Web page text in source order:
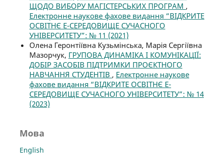
ЩОДО ВИБОРУ МАГІСТЕРСЬКИХ ПРОГРАМ ,
Електронне наукове фахове видання “ВІДКРИТЕ
ОСВІТНЄ Е-СЕРЕДОВИЩЕ СУЧАСНОГО
УНІВЕРСИТЕТУ”: № 11 (2021)
Олена Геронтіївна Кузьмінська, Марія Сергіївна
Мазорчук, ГРУПОВА ДИНАМІКА І КОМУНІКАЦІЇ:
ДОБІР ЗАСОБІВ ПІДТРИМКИ ПРОЄКТНОГО
НАВЧАННЯ СТУДЕНТІВ , Електронне наукове
фахове видання “ВІДКРИТЕ ОСВІТНЄ Е-
СЕРЕДОВИЩЕ СУЧАСНОГО УНІВЕРСИТЕТУ”: № 14
(2023)
Мова
English